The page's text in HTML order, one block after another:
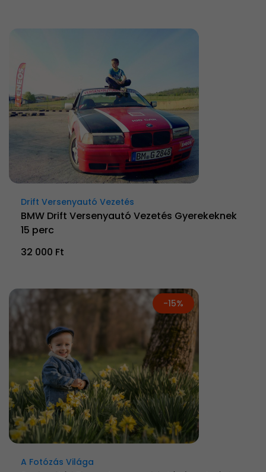
Drift Versenyautó Vezetés
BMW Drift Versenyautó Vezetés Gyerekeknek
15 perc
32 000 Ft
-15%
A Fotózás Világa